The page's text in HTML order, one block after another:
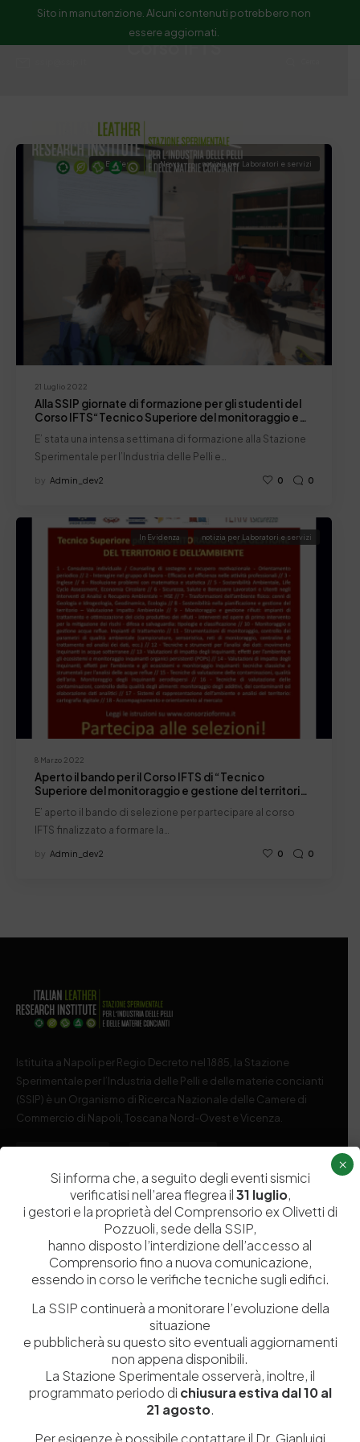
Sito in manutenzione. Alcuni contenuti potrebbero non
essere aggiornati.
Corso IFTS
21 Luglio 2022
In Evidenza News notizia per Laboratori e servizi
Alla SSIP giornate di formazione per gli studenti del
Corso IFTS“Tecnico Superiore del monitoraggio e
E’ stata una intensa settimana di formazione alla Stazione
Sperimentale per l’Industria delle Pelli e…
by Admin_dev2 0 0
8 Marzo 2022
In Evidenza notizia per Laboratori e servizi
Aperto il bando per il Corso IFTS di “Tecnico
Superiore del monitoraggio e gestione del territorio
E’ aperto il bando di selezione per partecipare al corso
IFTS finalizzato a formare la…
by Admin_dev2 0 0
Istituita a Napoli per Regio Decreto nel 1885, la Stazione
Sperimentale per l’Industria delle Pelli e delle materie concianti
(SSIP) è un Organismo di Ricerca Nazionale delle Camere di
Commercio di Napoli, Toscana Nord-Ovest e Vicenza.
Chi siamo
Ricerca e Sviluppo
Formazione
Divulgazione scientifica e
Contatti
Laboratori
Dipartimenti di ricerca
Biblioteca
Politecnico del Cuoio
Media
Tutela Whistleblowing
Amministrazione Trasparente
Si informa che, a seguito degli eventi sismici
verificatisi nell’area flegrea il31 luglio,
i gestori e la proprietà del Comprensorio ex Olivetti di
Pozzuoli, sede della SSIP,
hanno disposto l’interdizione dell’accesso al
Comprensorio fino a nuova comunicazione,
essendo in corso le verifiche tecniche sugli edifici.
La SSIP continuerà a monitorare l’evoluzione della
situazione
e pubblicherà su questo sito eventuali aggiornamenti
non appena disponibili.
La Stazione Sperimentale osserverà, inoltre, il
programmato periodo di chiusura estiva dal 10 al
21 agosto.
Per esigenze è possibile contattare il Dr. Gianluigi
×